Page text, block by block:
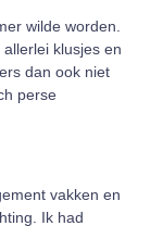
wilde worden.
klusjes en
dan ook niet
perse
vakken en
Ik had